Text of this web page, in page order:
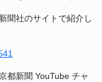
聞社のサイトで紹介し
都新聞 YouTube チャ